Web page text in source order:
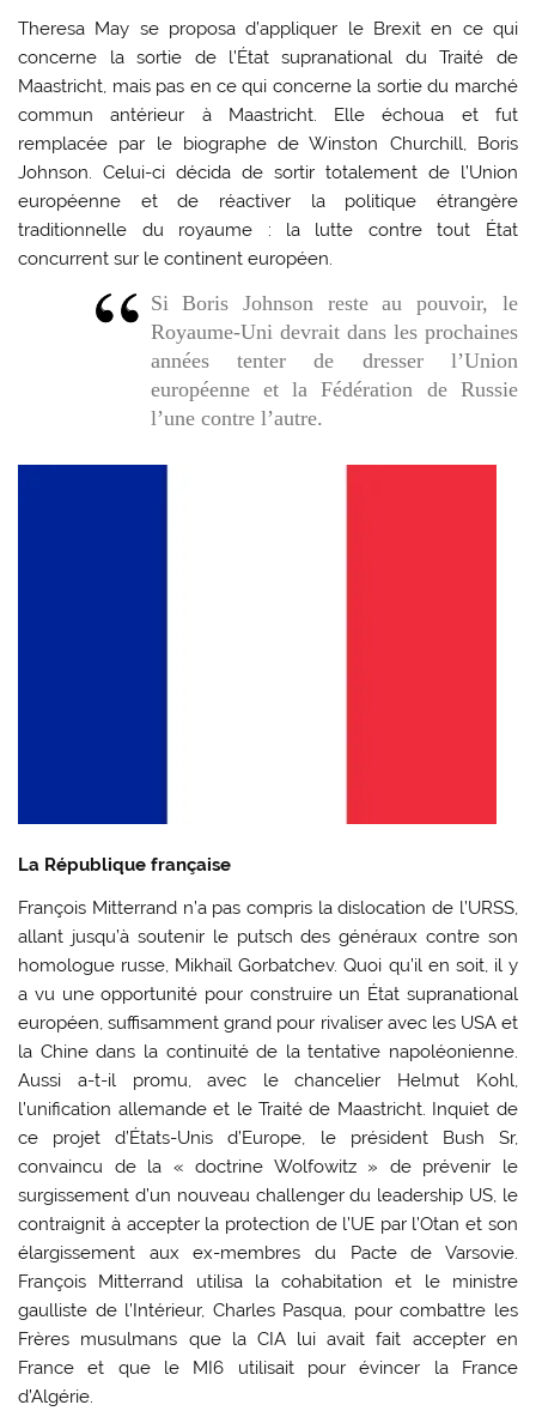
Theresa May se proposa d’appliquer le Brexit en ce qui
concerne la sortie de l’État supranational du Traité de
Maastricht, mais pas en ce qui concerne la sortie du marché
commun antérieur à Maastricht. Elle échoua et fut
remplacée par le biographe de Winston Churchill, Boris
Johnson. Celui-ci décida de sortir totalement de l’Union
européenne et de réactiver la politique étrangère
traditionnelle du royaume : la lutte contre tout État
concurrent sur le continent européen.
Si Boris Johnson reste au pouvoir, le
Royaume-Uni devrait dans les prochaines
années tenter de dresser l’Union
européenne et la Fédération de Russie
l’une contre l’autre.
La République française
François Mitterrand n’a pas compris la dislocation de l’URSS,
allant jusqu’à soutenir le putsch des généraux contre son
homologue russe, Mikhaïl Gorbatchev. Quoi qu’il en soit, il y
a vu une opportunité pour construire un État supranational
européen, suffisamment grand pour rivaliser avec les USA et
la Chine dans la continuité de la tentative napoléonienne.
Aussi a-t-il promu, avec le chancelier Helmut Kohl,
l’unification allemande et le Traité de Maastricht. Inquiet de
ce projet d’États-Unis d’Europe, le président Bush Sr,
convaincu de la « doctrine Wolfowitz » de prévenir le
surgissement d’un nouveau challenger du leadership US, le
contraignit à accepter la protection de l’UE par l’Otan et son
élargissement aux ex-membres du Pacte de Varsovie.
François Mitterrand utilisa la cohabitation et le ministre
gaulliste de l’Intérieur, Charles Pasqua, pour combattre les
Frères musulmans que la CIA lui avait fait accepter en
France et que le MI6 utilisait pour évincer la France
d’Algérie.